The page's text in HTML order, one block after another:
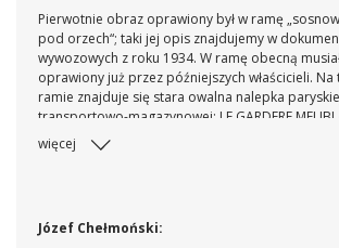
Pierwotnie obraz oprawiony był w ramę
pod orzech“; taki jej opis znajdujemy w
wywozowych z roku 1934. W ramę obecną
oprawiony już przez późniejszych właścicieli.
ramie znajduje się stara owalna nalepka
transportowo-magazynowej: LE GARDERE
Cie | 18 Rue Saint Augustin | 10282 [numer z
wpisany tuszem] | Avenue Vyctor Hugo 67 | 194
więcej
Józef Chełmoński: